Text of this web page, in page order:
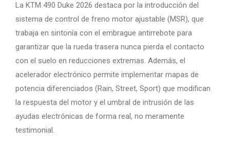
La KTM 490 Duke 2026 destaca por la introducción del
sistema de control de freno motor ajustable (MSR), que
trabaja en sintonía con el embrague antirrebote para
garantizar que la rueda trasera nunca pierda el contacto
con el suelo en reducciones extremas. Además, el
acelerador electrónico permite implementar mapas de
potencia diferenciados (Rain, Street, Sport) que modifican
la respuesta del motor y el umbral de intrusión de las
ayudas electrónicas de forma real, no meramente
testimonial.